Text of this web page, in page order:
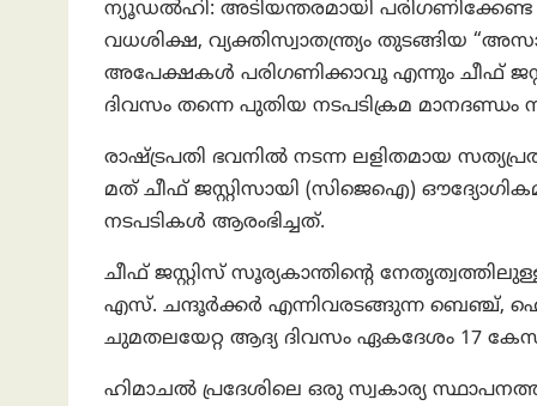
ന്യൂഡൽഹി: അടിയന്തരമായി
വധശിക്ഷ, വ്യക്തിസ്വാതന്ത്ര്യം തുടങ്ങിയ
അപേക്ഷകൾ പരിഗണിക്കാവൂ എന്നും ചീഫ്
ദിവസം തന്നെ പുതിയ നടപടിക്രമ മാനദണ്ഡം
രാഷ്ട്രപതി ഭവനിൽ നടന്ന ലളിതമായ
മത് ചീഫ് ജസ്റ്റിസായി (സിജെഐ)
നടപടികൾ ആരംഭിച്ചത്.
ചീഫ് ജസ്റ്റിസ് സൂര്യകാന്തിന്റെ
എസ്. ചന്ദൂർക്കർ എന്നിവരടങ്ങുന്ന ബെഞ്ച്,
ചുമതലയേറ്റ ആദ്യ ദിവസം ഏകദേശം 17
ഹിമാചൽ പ്രദേശിലെ ഒരു സ്വകാര്യ